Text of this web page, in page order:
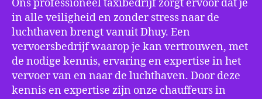
Ons professioneel taxibedrijf zorgt ervoor dat je
in alle veiligheid en zonder stress naar de
luchthaven brengt vanuit Dhuy. Een
vervoersbedrijf waarop je kan vertrouwen, met
de nodige kennis, ervaring en expertise in het
vervoer van en naar de luchthaven. Door deze
kennis en expertise zijn onze chauffeurs in